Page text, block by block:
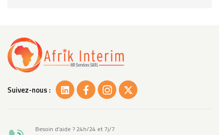
Suivez-nous :
Besoin d'aide ? 24h/24 et 7j/7